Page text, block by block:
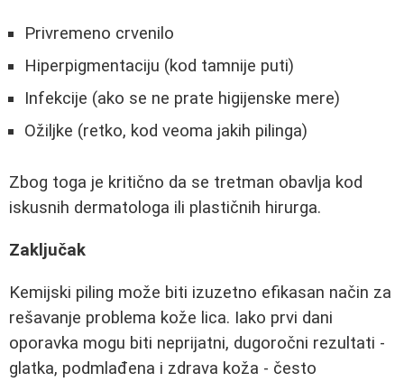
Privremeno crvenilo
Hiperpigmentaciju (kod tamnije puti)
Infekcije (ako se ne prate higijenske mere)
Ožiljke (retko, kod veoma jakih pilinga)
Zbog toga je kritično da se tretman obavlja kod
iskusnih dermatologa ili plastičnih hirurga.
Zaključak
Kemijski piling može biti izuzetno efikasan način za
rešavanje problema kože lica. Iako prvi dani
oporavka mogu biti neprijatni, dugoročni rezultati -
glatka, podmlađena i zdrava koža - često